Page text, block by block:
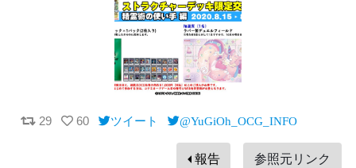
29 60 ツイート @YuGiOh_OCG_INFO
報告 参照元リンク